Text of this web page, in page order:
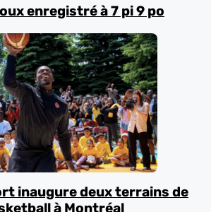
enregistré à 7 pi 9 po
inaugure deux terrains de
à Montréal